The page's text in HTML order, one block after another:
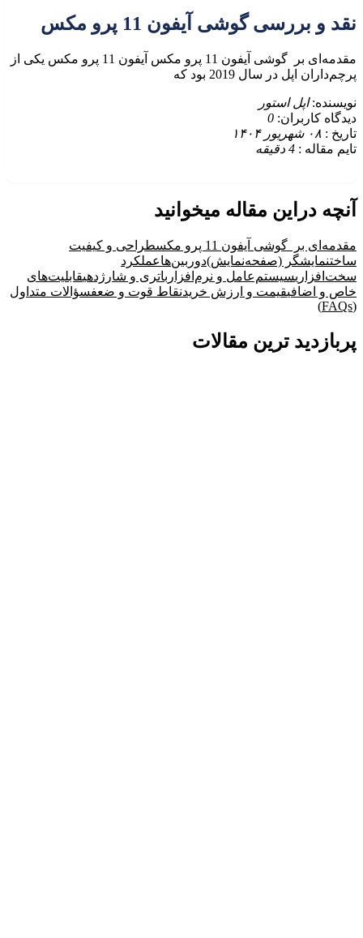
نقد و بررسی گوشی آیفون 11 پرو مکس
مقدمه‌ای بر گوشی آیفون 11 پرو مکس آیفون 11 پرو مکس یکی از
پرچم‌داران اپل در سال 2019 بود که
نویسنده:اپل استور
دیدگاه کاربران: 0
تاریخ : ۰۸ شهریور ۱۴۰۴
تایم مقاله : 4 دقیقه
آنچه دراین مقاله میخوانید
مقدمه‌ای بر گوشی آیفون 11 پرو مکس
طراحی و کیفیت
ساختنمایشگر (صفحه‌نمایش)دوربین‌هاعملکرد
سخت‌افزاریسیستم‌عامل و نرم‌افزار باتری و شارژدهیقابلیت‌های
خاص و اضافیقیمت و ارزش خریدنقاط قوت و ضعفسؤالات متداول
(FAQs)
پربازدید ترین مقالات
گفتگو با غرفه‌دار